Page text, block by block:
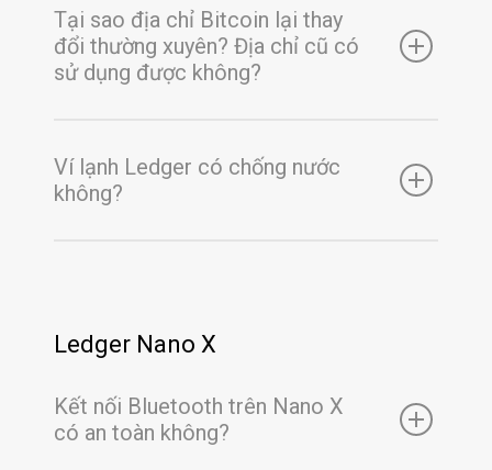
Tại sao địa chỉ Bitcoin lại thay
đổi thường xuyên? Địa chỉ cũ có
sử dụng được không?
Ví lạnh Ledger có chống nước
không?
Ledger Nano X
Kết nối Bluetooth trên Nano X
có an toàn không?